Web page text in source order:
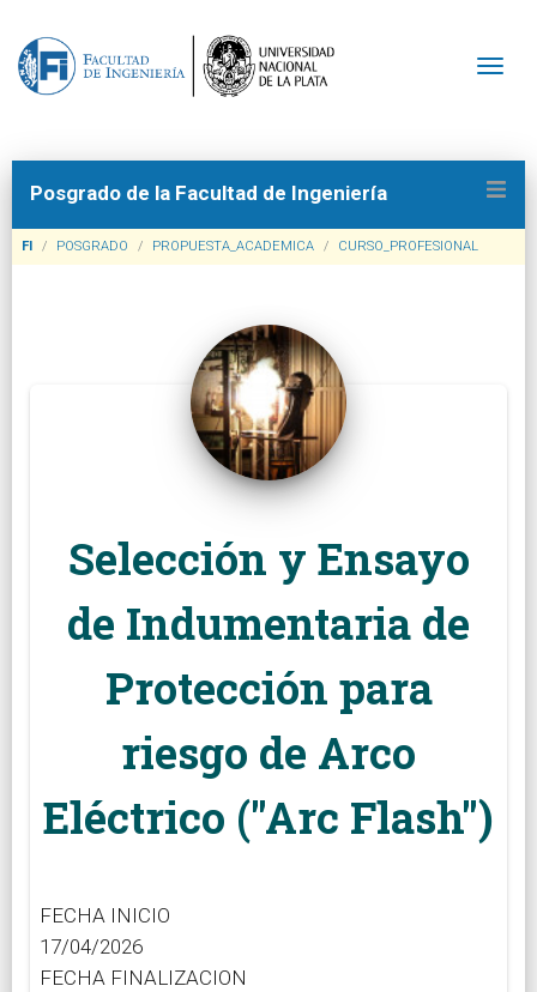
Posgrado de la Facultad de Ingeniería
FI POSGRADO PROPUESTA_ACADEMICA CURSO_PROFESIONAL
Selección y Ensayo
de Indumentaria de
Protección para
riesgo de Arco
Eléctrico ("Arc Flash")
FECHA INICIO
17/04/2026
FECHA FINALIZACION